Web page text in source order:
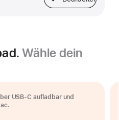
Ethernet
Wähle dein
USB-C aufladbar und